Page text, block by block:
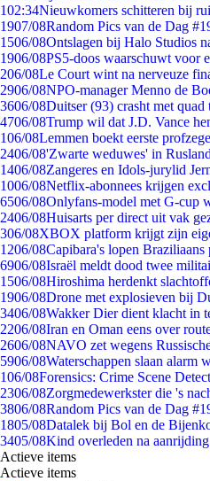
102:34Nieuwkomers schitteren bij
1907/08Random Pics van de Dag
1506/08Ontslagen bij Halo Studios
1906/08PS5-doos waarschuwt voor
206/08Le Court wint na nerveuze
2906/08NPO-manager Menno de
3606/08Duitser (93) crasht met
4706/08Trump wil dat J.D. Vance
106/08Lemmen boekt eerste
2406/08'Zwarte weduwes' in
1406/08Zangeres en Idols-jurylid
1006/08Netflix-abonnees krijgen
6506/08Onlyfans-model met G-cup
2406/08Huisarts per direct uit vak
306/08XBOX platform krijgt zijn
1206/08Capibara's lopen
6906/08Israël meldt dood twee
1506/08Hiroshima herdenkt
1906/08Drone met explosieven bij
3406/08Wakker Dier dient klacht in
2206/08Iran en Oman eens over
2606/08NAVO zet wegens
5906/08Waterschappen slaan alarm
106/08Forensics: Crime Scene
2306/08Zorgmedewerkster die 's
3806/08Random Pics van de Dag
1805/08Datalek bij Bol en de
3405/08Kind overleden na
Actieve items
Actieve items